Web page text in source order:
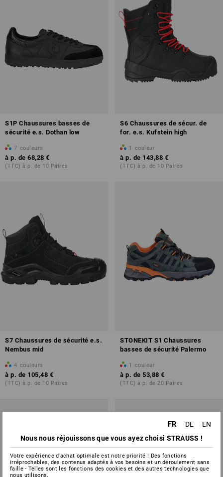
S1P Chaussures basses de
sécurité e.s. Dothan low
7 couleurs
à p. de 68,28 €
(TTC) à p. de 10 Paires
S6 Chaussures de sécur. de
for. e.s. Kufstein high
1 couleur
à p. de 143,88 €
(TTC) à p. de 10 Paires
S7 Chaussures de sécurité e.s.
Nembus mid
4 couleurs
à p. de 105,48 €
(TTC) à p. de 10 Paires
STONEKIT S1 Chaussures
basses de sécurité Palermo
1 couleur
à p. de 53,88 €
(TTC) à p. de 20 Paires
FR DE
EN
Nous nous réjouissons que vous ayez choisi STRAUSS !
Votre expérience d'achat optimale est notre priorité ! Des fonctions
irréprochables, des contenus adaptés à vos besoins et un déroulement sans
faille - Telles sont les fonctions des cookies et des autres technologies que
nous utilisons.